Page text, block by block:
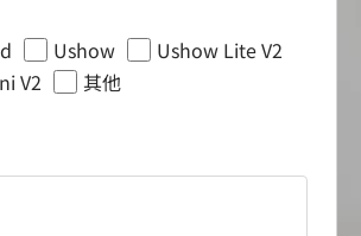
Ushow
Ushow Lite V2
V2
其他